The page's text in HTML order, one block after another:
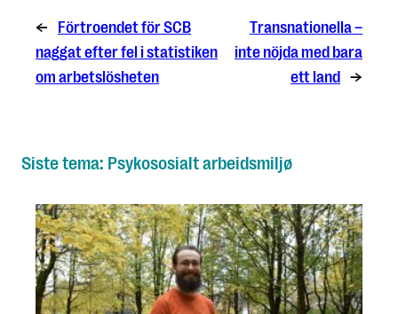
←
Förtroendet för SCB
naggat efter fel i statistiken
om arbetslösheten
Transnationella –
inte nöjda med bara
ett land
→
Siste tema: Psykososialt arbeidsmiljø